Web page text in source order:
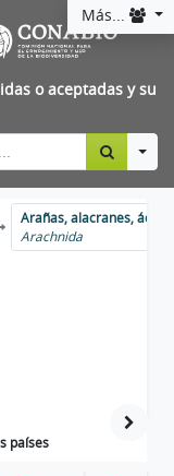
Más...
o aceptadas y su
Arañas, alacranes,
Arachnida
países